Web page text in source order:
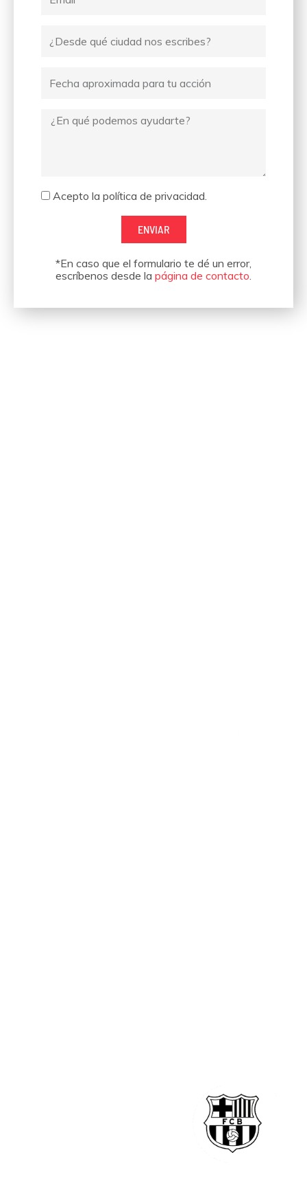
escribes
Mensaje
Aceptación
Acepto la política de privacidad.
ENVIAR
*En caso que el formulario te dé un error,
escríbenos desde la página de contacto.